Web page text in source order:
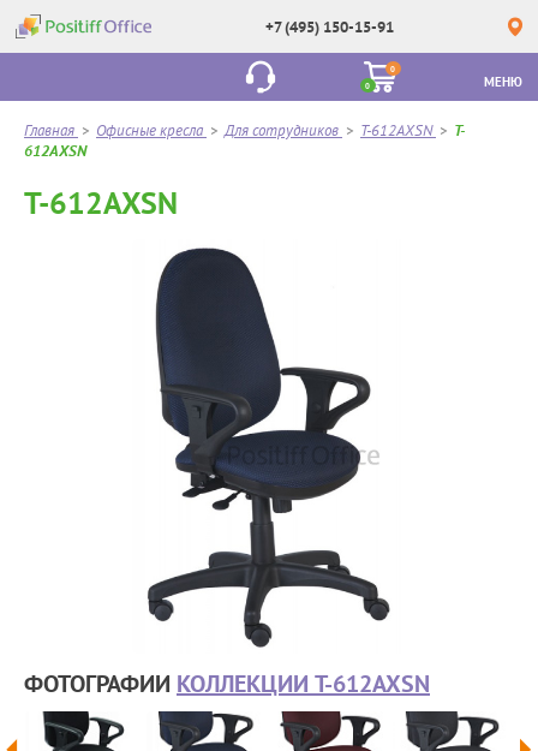
+7 (495) 150-15-91
0
0
МЕНЮ
Главная > Офисные кресла >Для сотрудников > T-612AXSN > T-
612AXSN
T-612AXSN
ФОТОГРАФИИ КОЛЛЕКЦИИ T-612AXSN